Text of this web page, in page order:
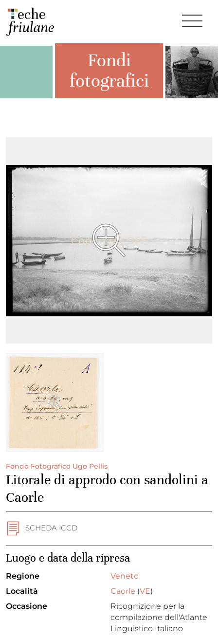
Fondi
fotografici
Fondo Fotografico Ugo Pellis
Litorale di approdo con sandolini a
Caorle
SCHEDA ICCD
Luogo e data della ripresa
Regione
Veneto
Località
Caorle (VE)
Occasione
Ricognizione per la
compilazione dell'Atlante
Linguistico Italiano